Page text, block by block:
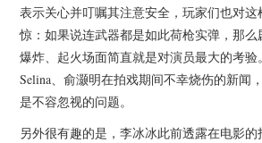
表示关心并叮嘱其注意安全，玩家们也对
惊：如果说连武器都是如此荷枪实弹，那
爆炸、起火场面简直就是对演员最大的考
Selina、俞灏明在拍戏期间不幸烧伤的新闻
是不容忽视的问题。
另外很有趣的是，李冰冰此前透露在电影